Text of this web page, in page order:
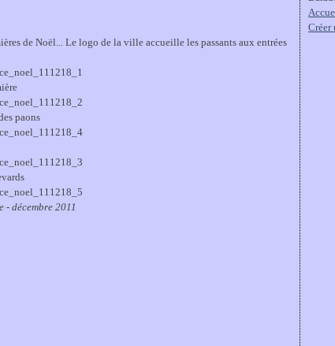
de Noël... Le logo de la ville accueille les passants aux entrées
paons
- décembre 2011
Créer